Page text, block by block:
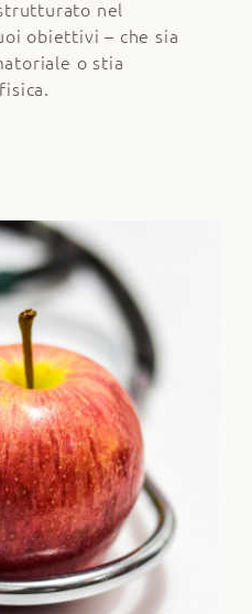
nel
obiettivi – che sia
o stia